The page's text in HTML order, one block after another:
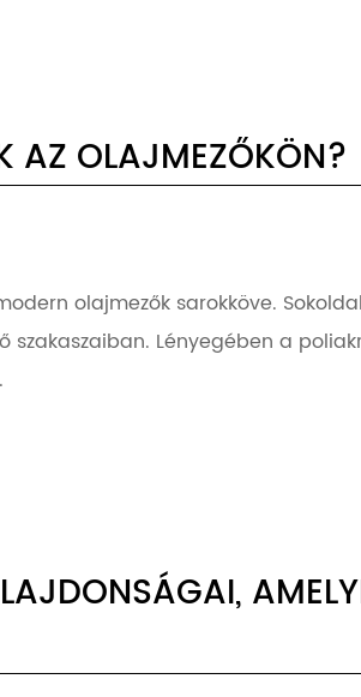
AZ OLAJMEZŐKÖN?
olajmezők sarokköve.
Lényegében a